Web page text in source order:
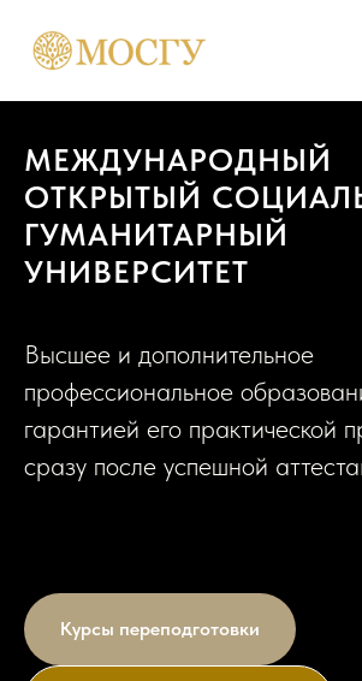
МЕЖДУНАРОДНЫЙ
ОТКРЫТЫЙ
ГУМАНИТАРНЫЙ
УНИВЕРСИТЕТ
Высшее и дополнительное
профессиональное
гарантией его практической
сразу после успешной
Курсы переподготовки